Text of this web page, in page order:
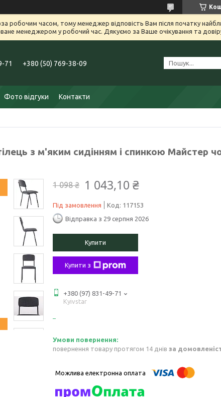
робочим часом, тому менеджер відповість Вам після початку
менеджером у робочий час. Дякуємо за Ваше очікування та
71 +380 (50) 769-38-09
Фото відгуки Контакти
з м'яким сидінням і спинкою Майстер
1 098 ₴ 1 043,10 ₴
Під замовлення Код: 117153
Відправка з 29 серпня 2026
Купити
Купити з
+380 (97) 831-49-71
Kyivstar
повернення товару протягом 14 днів за